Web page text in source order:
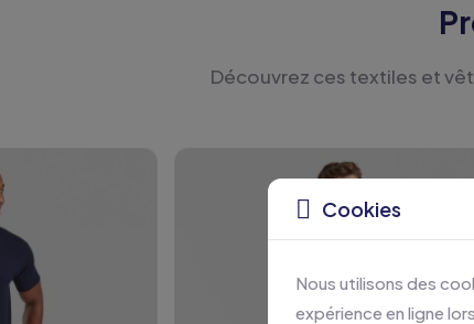
Découvrez ces textiles et
Cookies
Nous utilisons des
expérience en ligne